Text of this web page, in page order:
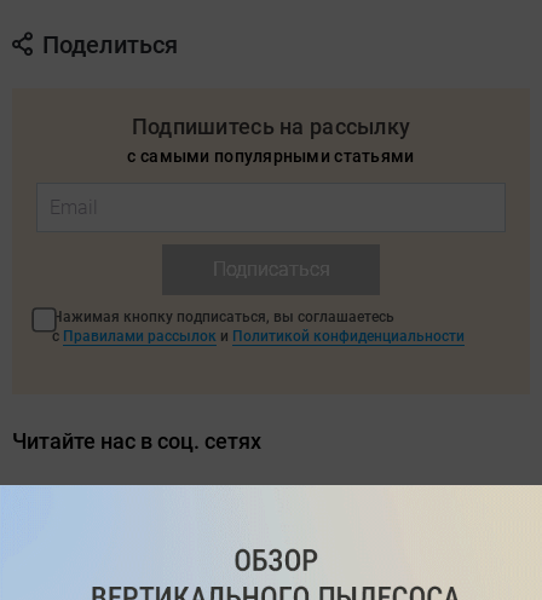
Поделиться
Подпишитесь на рассылку
с самыми популярными статьями
Нажимая кнопку подписаться, вы соглашаетесь
с Правилами рассылок и Политикой конфиденциальности
Читайте нас в соц. сетях